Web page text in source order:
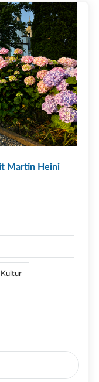
Martin Heini
Kultur